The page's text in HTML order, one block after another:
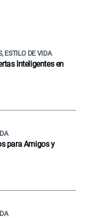
ESTILO DE VIDA
Inteligentes en
para Amigos y